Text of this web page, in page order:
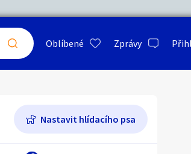
Oblíbené Zprávy
Nastavit hlídacího psa
Kč